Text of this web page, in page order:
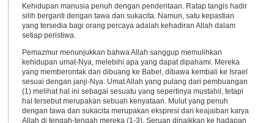
Kehidupan manusia penuh dengan penderitaan. Ratap tangis hadir
silih berganti dengan tawa dan sukacita. Namun, satu kepastian
yang tersedia bagi orang percaya adalah kehadiran Allah dalam
setiap peristiwa.
Pemazmur menunjukkan bahwa Allah sanggup memulihkan
kehidupan umat-Nya, melebihi apa yang dapat dipahami. Mereka
yang memberontak dan dibuang ke Babel, dibawa kembali ke Israel
sesuai dengan janji-Nya. Umat Allah yang pulang dari pembuangan
(1) melihat hal ini sebagai sesuatu yang sepertinya mustahil, tetapi
hal tersebut merupakan sebuah kenyataan. Mulut yang penuh
dengan tawa dan sukacita merupakan ekspresi dari keajaiban karya
Allah di tengah-tengah mereka (1-3). Seruan dinaikkan ke hadapan